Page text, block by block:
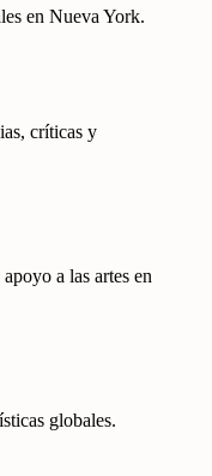
en Nueva York.
críticas y
a las artes en
globales.